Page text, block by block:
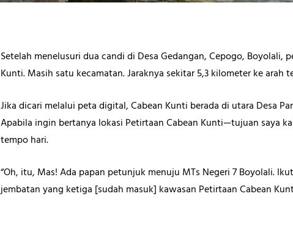
Setelah menelusuri dua candi di Desa Gedangan, Cepogo, Boyolali,
Kunti. Masih satu kecamatan. Jaraknya sekitar 5,3 kilometer ke arah
Jika dicari melalui peta digital, Cabean Kunti berada di utara Desa
Apabila ingin bertanya lokasi Petirtaan Cabean Kunti—tujuan saya
tempo hari.
“Oh, itu, Mas! Ada papan petunjuk menuju MTs Negeri 7 Boyolali.
jembatan yang ketiga [sudah masuk] kawasan Petirtaan Cabean